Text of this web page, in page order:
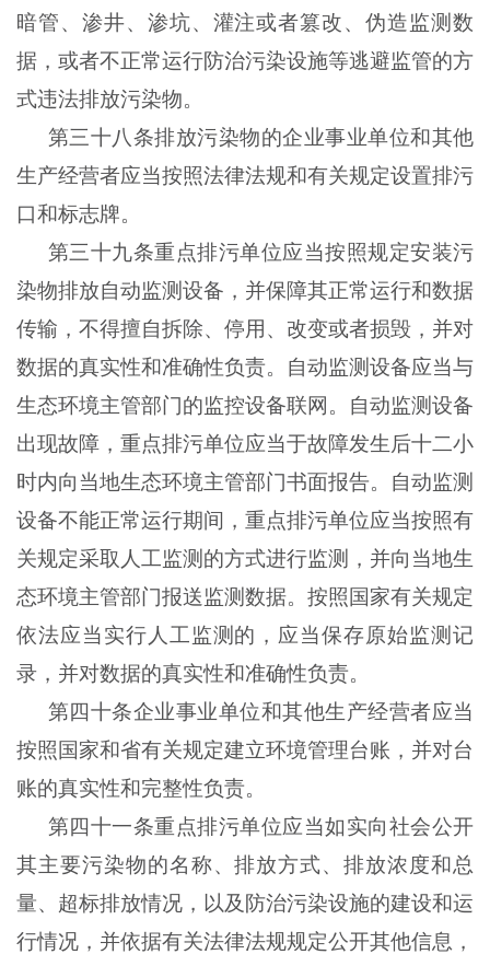
暗管、渗井、渗坑、灌注或者篡改、伪造监测数
据，或者不正常运行防治污染设施等逃避监管的方
式违法排放污染物。
第三十八条排放污染物的企业事业单位和其他
生产经营者应当按照法律法规和有关规定设置排污
口和标志牌。
第三十九条重点排污单位应当按照规定安装污
染物排放自动监测设备，并保障其正常运行和数据
传输，不得擅自拆除、停用、改变或者损毁，并对
数据的真实性和准确性负责。自动监测设备应当与
生态环境主管部门的监控设备联网。自动监测设备
出现故障，重点排污单位应当于故障发生后十二小
时内向当地生态环境主管部门书面报告。自动监测
设备不能正常运行期间，重点排污单位应当按照有
关规定采取人工监测的方式进行监测，并向当地生
态环境主管部门报送监测数据。按照国家有关规定
依法应当实行人工监测的，应当保存原始监测记
录，并对数据的真实性和准确性负责。
第四十条企业事业单位和其他生产经营者应当
按照国家和省有关规定建立环境管理台账，并对台
账的真实性和完整性负责。
第四十一条重点排污单位应当如实向社会公开
其主要污染物的名称、排放方式、排放浓度和总
量、超标排放情况，以及防治污染设施的建设和运
行情况，并依据有关法律法规规定公开其他信息，